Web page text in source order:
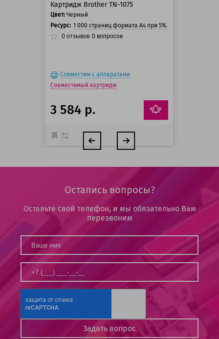
Картридж Brother TN-1075
Цвет: Черный
Ресурс: 1 000 страниц формата А4 при 5% заполнении
0 отзывов 0 вопросов
Совместим с аппаратами
Совместимый картридж
3 584 р.
Остались вопросы?
Оставьте свой телефон, и мы обязательно Вам
перезвоним